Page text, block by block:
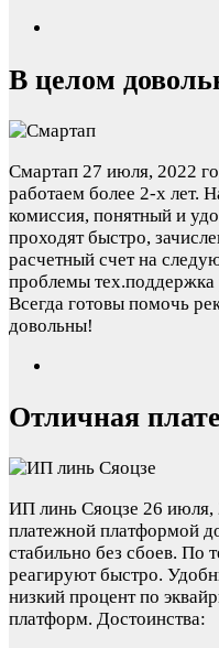
В целом
Смартап 27 июля, 2022
работаем более 2-х лет.
комиссия, понятный и
проходят быстро,
расчетный счет на
проблемы тех.поддержка
Всегда готовы помочь
довольны!
Отличная
ИП линь Сяоцзе 26 июля,
платежной платформой
стабильно без сбоев. По
реагируют быстро.
низкий процент по
платформ. Достоинства: